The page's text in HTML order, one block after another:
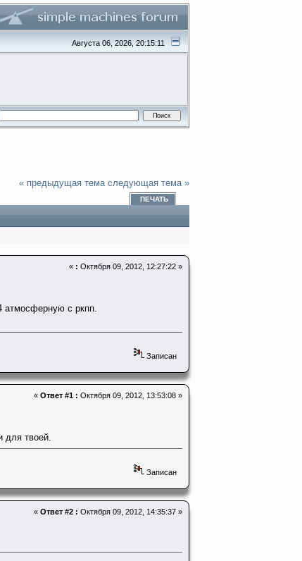
Августа 06, 2026, 20:15:11
« предыдущая тема следующая тема »
ПЕЧАТЬ
« : Октября 09, 2012, 12:27:22 »
атмосферную с ркпп.
Записан
« Ответ #1 : Октября 09, 2012, 13:53:08 »
твоей.
Записан
« Ответ #2 : Октября 09, 2012, 14:35:37 »